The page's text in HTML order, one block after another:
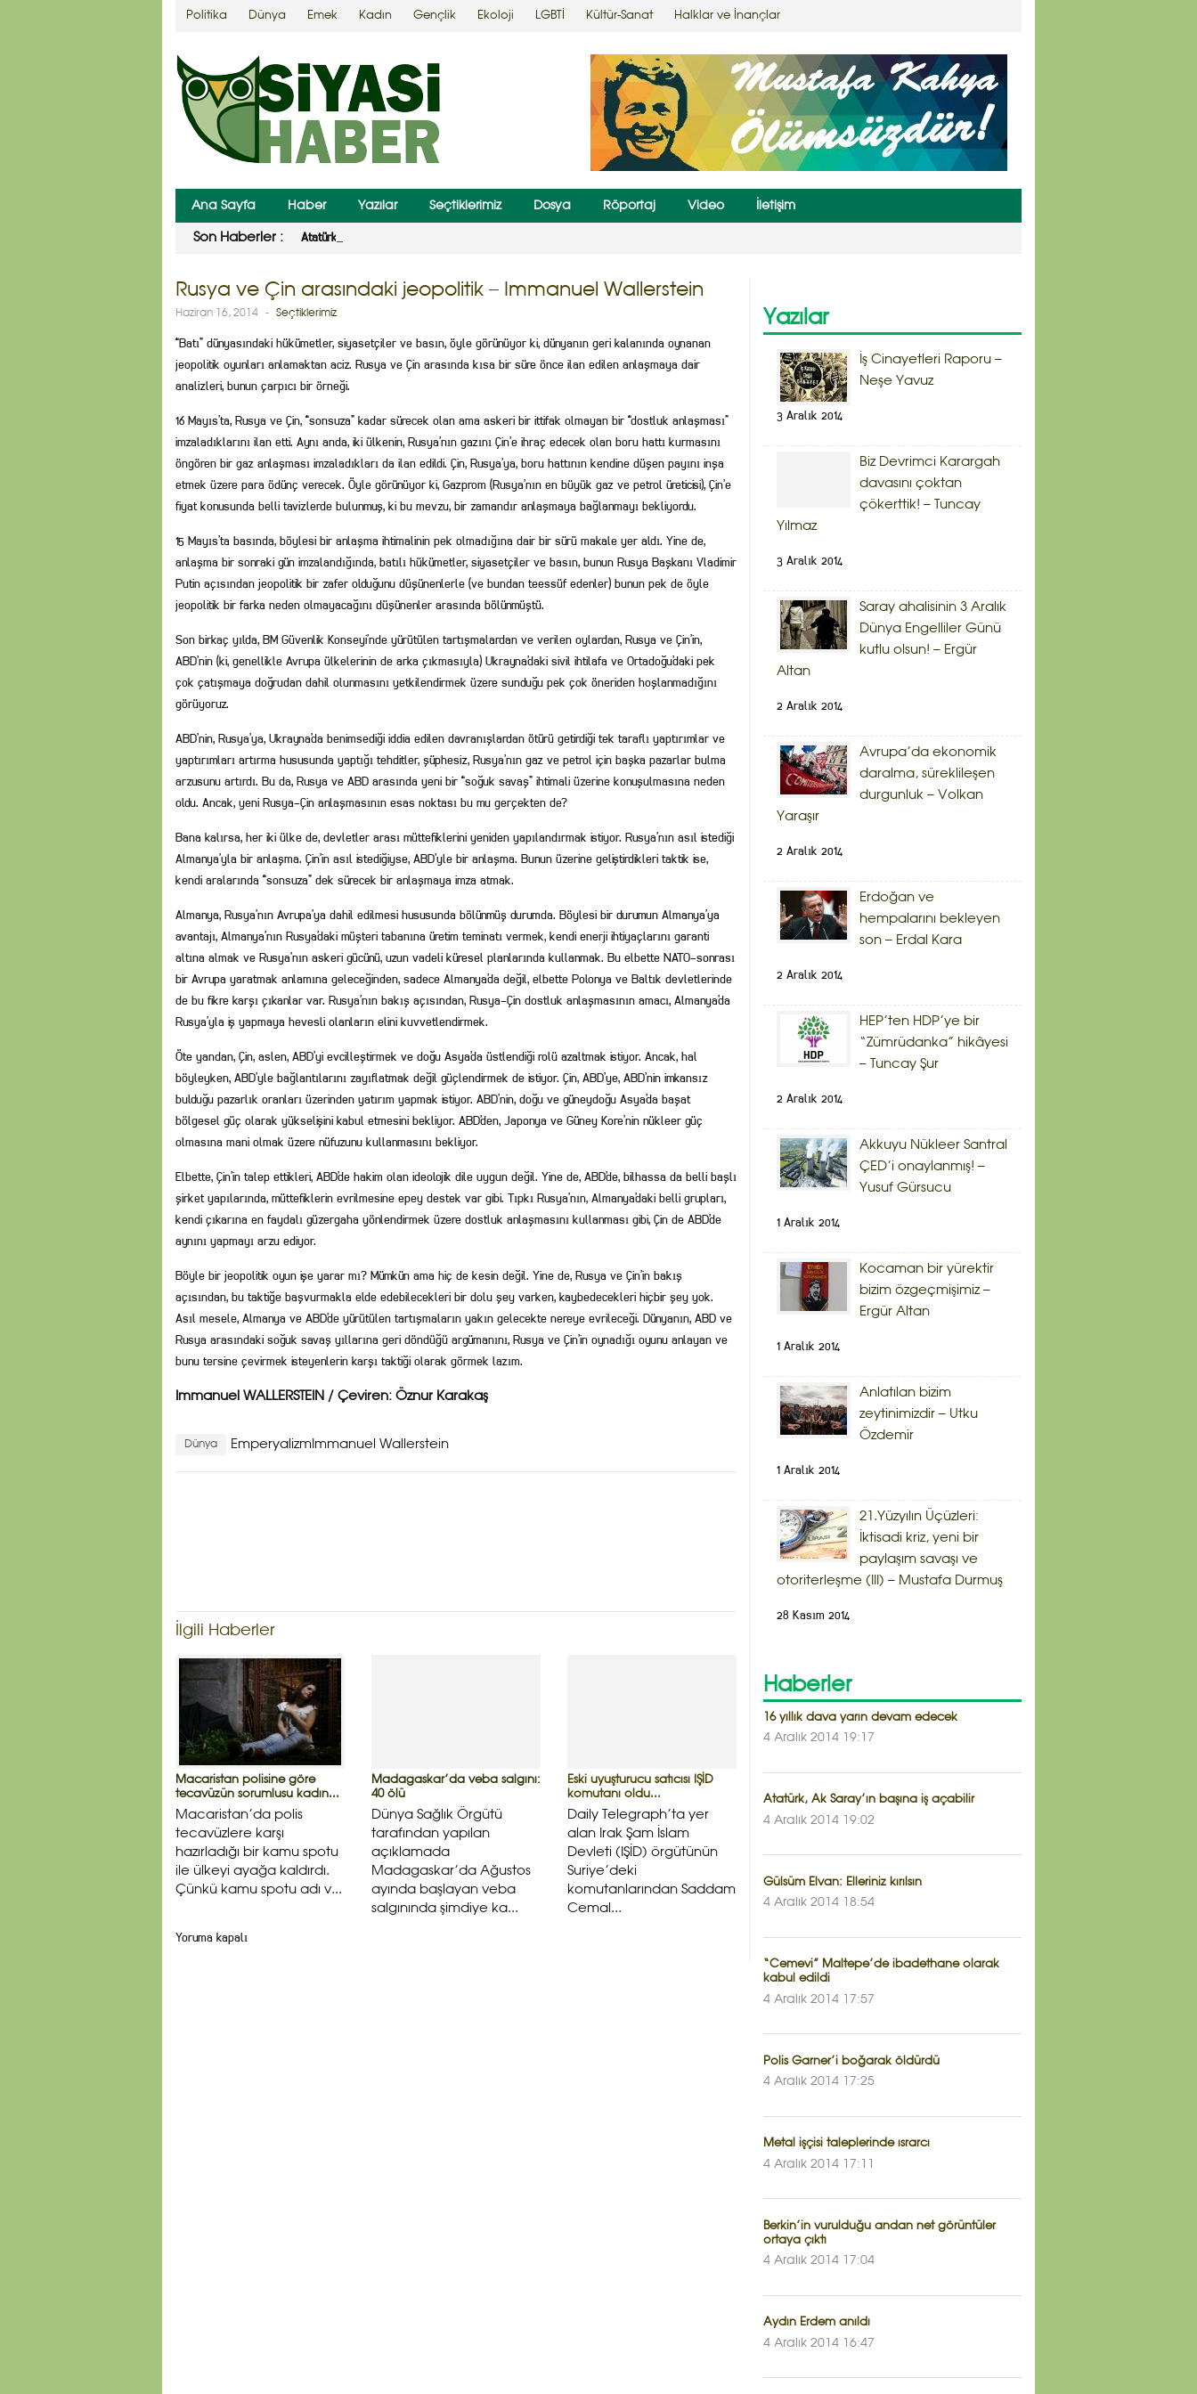
Politika Dünya Emek Kadın Gençlik Ekoloji LGBTİ Kültür-Sanat Halklar ve İnançlar
Ana Sayfa Haber Yazılar Seçtiklerimiz Dosya Röportaj Video İletişim
Son Haberler : Atatürk, Ak Saray’ın başına iş açabilir
Rusya ve Çin arasındaki jeopolitik – Immanuel Wallerstein
Haziran 16, 2014 - Seçtiklerimiz
“Batı” dünyasındaki hükümetler, siyasetçiler ve basın, öyle görünüyor ki, dünyanın geri kalanında oynanan
jeopolitik oyunları anlamaktan aciz. Rusya ve Çin arasında kısa bir süre önce ilan edilen anlaşmaya dair
analizleri, bunun çarpıcı bir örneği.
16 Mayıs’ta, Rusya ve Çin, “sonsuza” kadar sürecek olan ama askeri bir ittifak olmayan bir “dostluk anlaşması”
imzaladıklarını ilan etti. Aynı anda, iki ülkenin, Rusya’nın gazını Çin’e ihraç edecek olan boru hattı kurmasını
öngören bir gaz anlaşması imzaladıkları da ilan edildi. Çin, Rusya’ya, boru hattının kendine düşen payını inşa
etmek üzere para ödünç verecek. Öyle görünüyor ki, Gazprom (Rusya’nın en büyük gaz ve petrol üreticisi), Çin’e
fiyat konusunda belli tavizlerde bulunmuş, ki bu mevzu, bir zamandır anlaşmaya bağlanmayı bekliyordu.
15 Mayıs’ta basında, böylesi bir anlaşma ihtimalinin pek olmadığına dair bir sürü makale yer aldı. Yine de,
anlaşma bir sonraki gün imzalandığında, batılı hükümetler, siyasetçiler ve basın, bunun Rusya Başkanı Vladimir
Putin açısından jeopolitik bir zafer olduğunu düşünenlerle (ve bundan teessüf edenler) bunun pek de öyle
jeopolitik bir farka neden olmayacağını düşünenler arasında bölünmüştü.
Son birkaç yılda, BM Güvenlik Konseyi’nde yürütülen tartışmalardan ve verilen oylardan, Rusya ve Çin’in,
ABD’nin (ki, genellikle Avrupa ülkelerinin de arka çıkmasıyla) Ukrayna’daki sivil ihtilafa ve Ortadoğu’daki pek
çok çatışmaya doğrudan dahil olunmasını yetkilendirmek üzere sunduğu pek çok öneriden hoşlanmadığını
görüyoruz.
ABD’nin, Rusya’ya, Ukrayna’da benimsediği iddia edilen davranışlardan ötürü getirdiği tek taraflı yaptırımlar ve
yaptırımları artırma hususunda yaptığı tehditler, şüphesiz, Rusya’nın gaz ve petrol için başka pazarlar bulma
arzusunu artırdı. Bu da, Rusya ve ABD arasında yeni bir “soğuk savaş” ihtimali üzerine konuşulmasına neden
oldu. Ancak, yeni Rusya-Çin anlaşmasının esas noktası bu mu gerçekten de?
Bana kalırsa, her iki ülke de, devletler arası müttefiklerini yeniden yapılandırmak istiyor. Rusya’nın asıl istediği
Almanya’yla bir anlaşma. Çin’in asıl istediğiyse, ABD’yle bir anlaşma. Bunun üzerine geliştirdikleri taktik ise,
kendi aralarında “sonsuza” dek sürecek bir anlaşmaya imza atmak.
Almanya, Rusya’nın Avrupa’ya dahil edilmesi hususunda bölünmüş durumda. Böylesi bir durumun Almanya’ya
avantajı, Almanya’nın Rusya’daki müşteri tabanına üretim teminatı vermek, kendi enerji ihtiyaçlarını garanti
altına almak ve Rusya’nın askeri gücünü, uzun vadeli küresel planlarında kullanmak. Bu elbette NATO-sonrası
bir Avrupa yaratmak anlamına geleceğinden, sadece Almanya’da değil, elbette Polonya ve Baltık devletlerinde
de bu fikre karşı çıkanlar var. Rusya’nın bakış açısından, Rusya-Çin dostluk anlaşmasının amacı, Almanya’da
Rusya’yla iş yapmaya hevesli olanların elini kuvvetlendirmek.
Öte yandan, Çin, aslen, ABD’yi evcilleştirmek ve doğu Asya’da üstlendiği rolü azaltmak istiyor. Ancak, hal
böyleyken, ABD’yle bağlantılarını zayıflatmak değil güçlendirmek de istiyor. Çin, ABD’ye, ABD’nin imkansız
bulduğu pazarlık oranları üzerinden yatırım yapmak istiyor. ABD’nin, doğu ve güneydoğu Asya’da başat
bölgesel güç olarak yükselişini kabul etmesini bekliyor. ABD’den, Japonya ve Güney Kore’nin nükleer güç
olmasına mani olmak üzere nüfuzunu kullanmasını bekliyor.
Elbette, Çin’in talep ettikleri, ABD’de hakim olan ideolojik dile uygun değil. Yine de, ABD’de, bilhassa da belli başlı
şirket yapılarında, müttefiklerin evrilmesine epey destek var gibi. Tıpkı Rusya’nın, Almanya’daki belli grupları,
kendi çıkarına en faydalı güzergaha yönlendirmek üzere dostluk anlaşmasını kullanması gibi, Çin de ABD’de
aynını yapmayı arzu ediyor.
Böyle bir jeopolitik oyun işe yarar mı? Mümkün ama hiç de kesin değil. Yine de, Rusya ve Çin’in bakış
açısından, bu taktiğe başvurmakla elde edebilecekleri bir dolu şey varken, kaybedecekleri hiçbir şey yok.
Asıl mesele, Almanya ve ABD’de yürütülen tartışmaların yakın gelecekte nereye evrileceği. Dünyanın, ABD ve
Rusya arasındaki soğuk savaş yıllarına geri döndüğü argümanını, Rusya ve Çin’in oynadığı oyunu anlayan ve
bunu tersine çevirmek isteyenlerin karşı taktiği olarak görmek lazım.
Immanuel WALLERSTEIN / Çeviren: Öznur Karakaş
Dünya EmperyalizmImmanuel Wallerstein
İlgili Haberler
Macaristan polisine göre
tecavüzün sorumlusu kadın...
Macaristan’da polis
tecavüzlere karşı
hazırladığı bir kamu spotu
ile ülkeyi ayağa kaldırdı.
Çünkü kamu spotu adı v...
Madagaskar’da veba salgını:
40 ölü
Dünya Sağlık Örgütü
tarafından yapılan
açıklamada
Madagaskar’da Ağustos
ayında başlayan veba
salgınında şimdiye ka...
Eski uyuşturucu satıcısı IŞİD
komutanı oldu...
Daily Telegraph’ta yer
alan Irak Şam İslam
Devleti (IŞİD) örgütünün
Suriye’deki
komutanlarından Saddam
Cemal...
Yoruma kapalı
Yazılar
İş Cinayetleri Raporu –
Neşe Yavuz
3 Aralık 2014
Biz Devrimci Karargah
davasını çoktan
çökerttik! – Tuncay
Yılmaz
3 Aralık 2014
Saray ahalisinin 3 Aralık
Dünya Engelliler Günü
kutlu olsun! – Ergür
Altan
2 Aralık 2014
Avrupa’da ekonomik
daralma, süreklileşen
durgunluk – Volkan
Yaraşır
2 Aralık 2014
Erdoğan ve
hempalarını bekleyen
son – Erdal Kara
2 Aralık 2014
HEP’ten HDP’ye bir
“Zümrüdanka” hikâyesi
– Tuncay Şur
2 Aralık 2014
Akkuyu Nükleer Santral
ÇED’i onaylanmış! –
Yusuf Gürsucu
1 Aralık 2014
Kocaman bir yürektir
bizim özgeçmişimiz –
Ergür Altan
1 Aralık 2014
Anlatılan bizim
zeytinimizdir – Utku
Özdemir
1 Aralık 2014
21.Yüzyılın Üçüzleri:
İktisadi kriz, yeni bir
paylaşım savaşı ve
otoriterleşme (III) – Mustafa Durmuş
28 Kasım 2014
Haberler
16 yıllık dava yarın devam edecek
4 Aralık 2014 19:17
Atatürk, Ak Saray’ın başına iş açabilir
4 Aralık 2014 19:02
Gülsüm Elvan: Elleriniz kırılsın
4 Aralık 2014 18:54
“Cemevi” Maltepe’de ibadethane olarak
kabul edildi
4 Aralık 2014 17:57
Polis Garner’i boğarak öldürdü
4 Aralık 2014 17:25
Metal işçisi taleplerinde ısrarcı
4 Aralık 2014 17:11
Berkin’in vurulduğu andan net görüntüler
ortaya çıktı
4 Aralık 2014 17:04
Aydın Erdem anıldı
4 Aralık 2014 16:47